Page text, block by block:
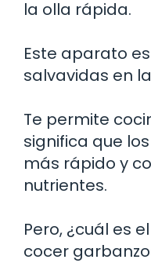
la olla rápida.
Este aparato
salvavidas en
Te permite
significa que
más rápido y
nutrientes.
Pero, ¿cuál es
cocer